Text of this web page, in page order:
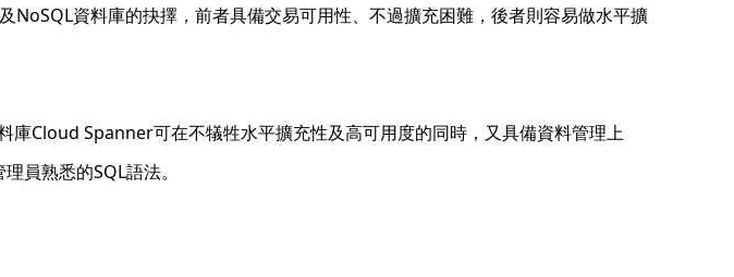
資料庫的抉擇，前者具備交易可用性、不過擴充困難，後者則容易做水平擴
Cloud Spanner可在不犠牲水平擴充性及高可用度的同時，又具備資料管理上
員熟悉的SQL語法。